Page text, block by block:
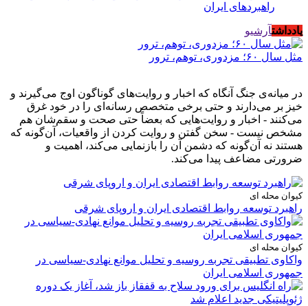
راهبردهای ایران
یادداشتآرشیو
مثل سال ۶۰؛ مزدوری، توهم، ترور
در میانه‌ی جنگ آنگاه که اخبار و روایت‌های گوناگون اوج می‌گیرند و
خیز بر می‌دارند و حتی برخی متخصص رسانه‌ای را در خود غرق
می‌کنند - اخبار و روایت‌هایی که بعضاً حتی صحت و سقم‌شان هم
مشخص نیست - سخن گفتن و روایت کردن از واقعیات، آن‌گونه که
هستند نه آن‌گونه که دشمن آن را بازنمایی می‌کند، اهمیت و
ضرورتی مضاعف پیدا می‌کند.
کیوان محله ای
راهبرد توسعه روابط اقتصادی ایران و اروپای شرقی
کیوان محله ای
واکاوی تطبیقی تجربه روسیه و تحلیل موانع نهادی-سیاسی در
جمهوری اسلامی ایران